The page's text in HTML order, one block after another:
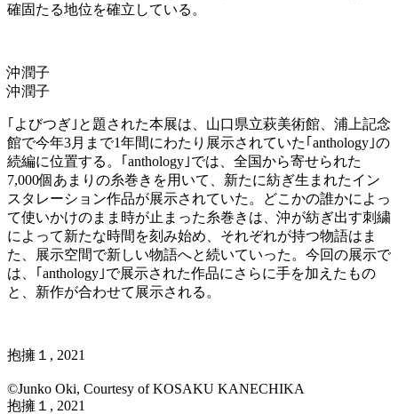
確固たる地位を確立している。
沖潤子
沖潤子
｢よびつぎ｣と題された本展は、⼭⼝県⽴萩美術館、浦上記念
館で今年3月まで1年間にわたり展示されていた｢anthology｣の
続編に位置する。｢anthology｣では、全国から寄せられた
7,000個あまりの⽷巻きを⽤いて、新たに紡ぎ⽣まれたイン
スタレーション作品が展示されていた。どこかの誰かによっ
て使いかけのまま時が⽌まった⽷巻きは、沖が紡ぎ出す刺繍
によって新たな時間を刻み始め、それぞれが持つ物語はま
た、展示空間で新しい物語へと続いていった。今回の展示で
は、｢anthology｣で展示された作品にさらに手を加えたもの
と、新作が合わせて展示される。
抱擁１, 2021
©Junko Oki, Courtesy of KOSAKU KANECHIKA
抱擁１, 2021